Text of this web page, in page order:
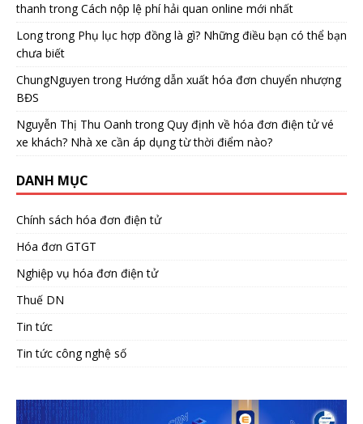
thanh trongCách nộp lệ phí hải quan online mới nhất
Longtrong Phụ lục hợp đồng là gì? Những điều bạn có thể bạn
chưa biết
ChungNguyen trong Hướng dẫn xuất hóa đơn chuyển nhượng
BĐS
Nguyễn Thị Thu Oanh trongQuy định về hóa đơn điện tử vé
xe khách? Nhà xe cần áp dụng từ thời điểm nào?
DANH MỤC
Chính sách hóa đơn điện tử
Hóa đơn GTGT
Nghiệp vụ hóa đơn điện tử
Thuế DN
Tin tức
Tin tức công nghệ số